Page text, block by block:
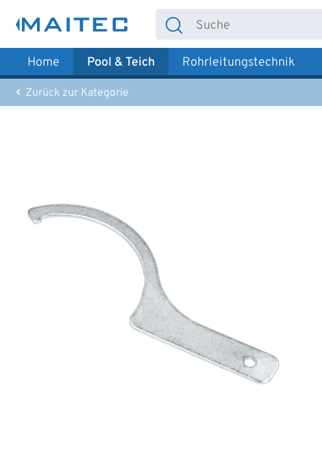
Hauptinhalt springen
Zur Suche springen
Zur Hauptnavigation springen
Home Pool & Teich Rohrleitungstechnik
Zurück zur Kategorie